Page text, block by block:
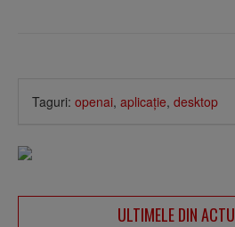
Taguri: openai, aplicaţie, desktop
ULTIMELE DIN